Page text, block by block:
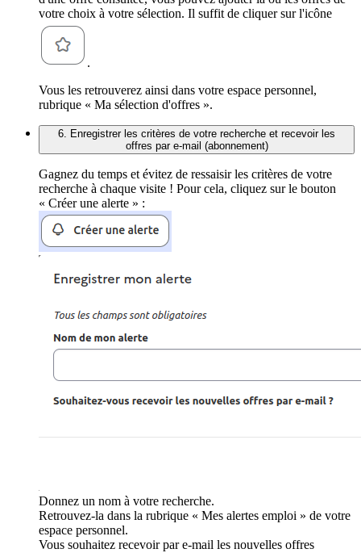
votre choix à votre sélection. Il suffit de cliquer sur l'icône
.
Vous les retrouverez ainsi dans votre espace personnel,
rubrique « Ma sélection d'offres ».
6. Enregistrer les critères de votre recherche et recevoir les
offres par e-mail (abonnement)
Gagnez du temps et évitez de ressaisir les critères de votre
recherche à chaque visite ! Pour cela, cliquez sur le bouton
« Créer une alerte » :
Donnez un nom à votre recherche.
Retrouvez-la dans la rubrique « Mes alertes emploi » de votre
espace personnel.
Vous souhaitez recevoir par e-mail les nouvelles offres